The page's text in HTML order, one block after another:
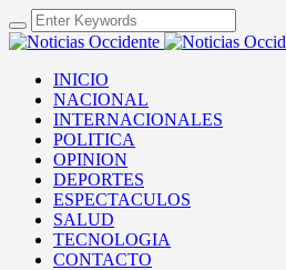
INICIO
NACIONAL
INTERNACIONALES
POLITICA
OPINION
DEPORTES
ESPECTACULOS
SALUD
TECNOLOGIA
CONTACTO